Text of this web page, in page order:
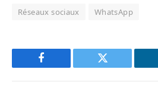
Réseaux sociaux WhatsApp
Facebook Twitter